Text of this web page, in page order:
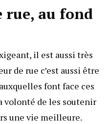
rue, au fond
il est aussi très
de rue c’est aussi être
font face ces
volonté de les soutenir
une vie meilleure.